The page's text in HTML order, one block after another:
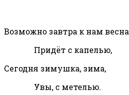
Возможно завтра к нам весна
Придёт с капелью,
Сегодня зимушка, зима,
Увы, с метелью.